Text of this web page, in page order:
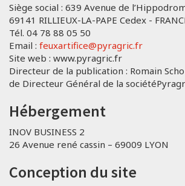
Siège social : 639 Avenue de
69141 RILLIEUX-LA-PAPE Cedex -
Tél. 04 78 88 05 50
Email : feuxartifice@pyragric.fr
Site web : www.pyragric.fr
Directeur de la publication : Romain
de Directeur Général de la
Hébergement
INOV BUSINESS 2
26 Avenue rené cassin – 69009 LYON
Conception du site